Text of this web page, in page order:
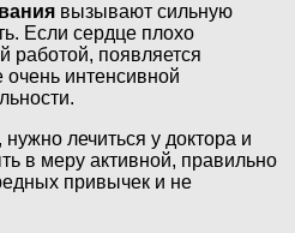
вызывают сильную
Если сердце плохо
работой, появляется
очень интенсивной
лечиться у доктора и
в меру активной, правильно
привычек и не